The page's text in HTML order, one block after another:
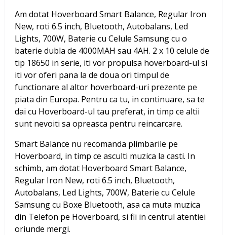
Am dotat Hoverboard Smart Balance, Regular Iron
New, roti 6.5 inch, Bluetooth, Autobalans, Led
Lights, 700W, Baterie cu Celule Samsungcu o
baterie dubla de 4000MAH sau 4AH. 2 x 10 celule de
tip 18650 in serie, iti vor propulsa hoverboard-ul si
iti vor oferi pana la de doua ori timpul de
functionare al altor hoverboard-uri prezente pe
piata din Europa. Pentru ca tu, in continuare, sa te
dai cu Hoverboard-ul tau preferat, in timp ce altii
sunt nevoiti sa opreasca pentru reincarcare.
Smart Balance nu recomanda plimbarile pe
Hoverboard, in timp ce asculti muzica la casti. In
schimb, am dotat Hoverboard Smart Balance,
Regular Iron New, roti 6.5 inch, Bluetooth,
Autobalans, Led Lights, 700W, Baterie cu Celule
Samsungcu Boxe Bluetooth, asa ca muta muzica
din Telefon pe Hoverboard, si fii in centrul atentiei
oriunde mergi.